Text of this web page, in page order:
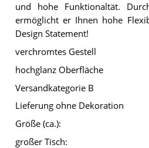
und hohe Funktionaltät.
ermöglicht er Ihnen hohe
Design Statement!
verchromtes Gestell
hochglanz Oberfläche
Versandkategorie B
Lieferung ohne Dekoration
Größe (ca.):
großer Tisch: